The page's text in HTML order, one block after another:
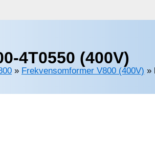
4T0550 (400V)
» Frekvensomformer V800 (400V) »